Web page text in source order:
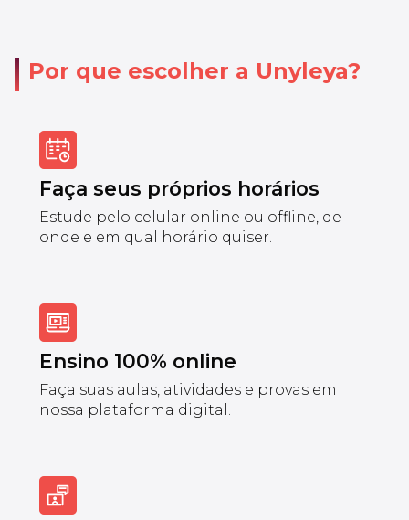
Por que escolher a Unyleya?
Faça seus próprios horários
Estude pelo celular online ou offline, de
onde e em qual horário quiser.
Ensino 100% online
Faça suas aulas, atividades e provas em
nossa plataforma digital.